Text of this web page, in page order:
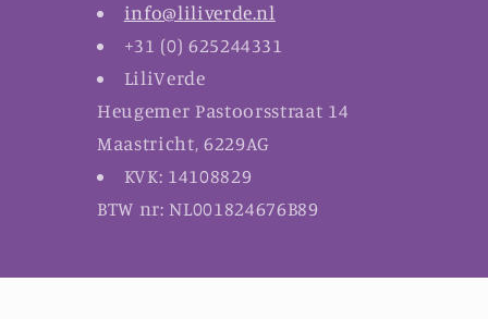
info@liliverde.nl
+31 (0) 625244331
LiliVerde
Heugemer Pastoorsstraat 14
Maastricht, 6229AG
KVK: 14108829
BTW nr: NL001824676B89